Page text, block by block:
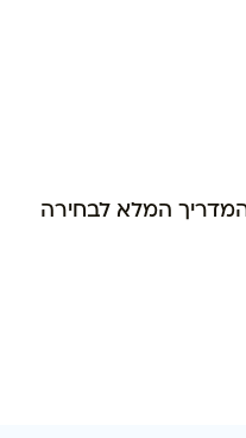
המלא לבחירה